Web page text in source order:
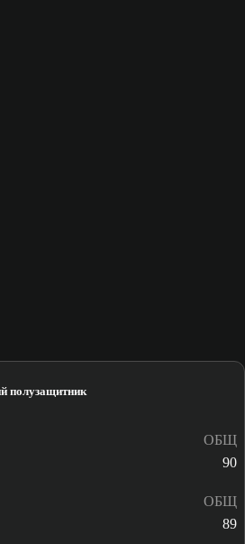
полузащитник
ОБЩ
90
ОБЩ
89